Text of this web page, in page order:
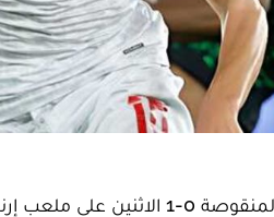
خسرت تونس أمام مضيفتها النمسا